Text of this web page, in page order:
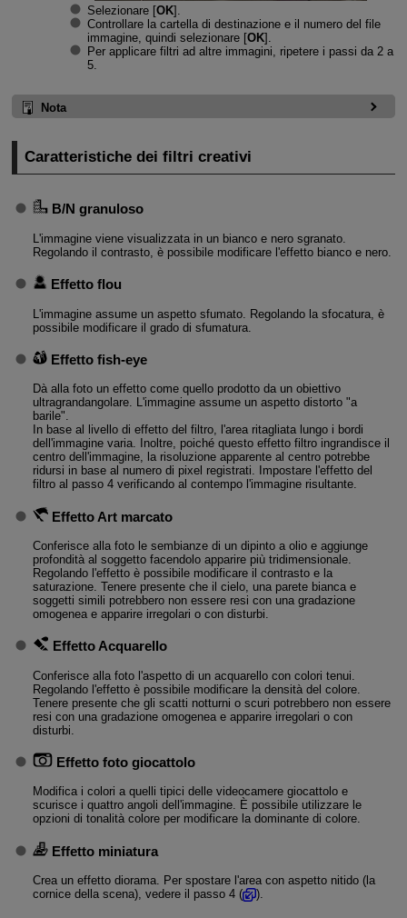
Selezionare [OK].
Controllare la cartella di destinazione e il numero del file
immagine, quindi selezionare [OK].
Per applicare filtri ad altre immagini, ripetere i passi da 2 a
5.
Nota
Caratteristiche dei filtri creativi
B/N granuloso
L'immagine viene visualizzata in un bianco e nero sgranato.
Regolando il contrasto, è possibile modificare l'effetto bianco e nero.
Effetto flou
L'immagine assume un aspetto sfumato. Regolando la sfocatura, è
possibile modificare il grado di sfumatura.
Effetto fish-eye
Dà alla foto un effetto come quello prodotto da un obiettivo
ultragrandangolare. L'immagine assume un aspetto distorto "a
barile".
In base al livello di effetto del filtro, l'area ritagliata lungo i bordi
dell'immagine varia. Inoltre, poiché questo effetto filtro ingrandisce il
centro dell'immagine, la risoluzione apparente al centro potrebbe
ridursi in base al numero di pixel registrati. Impostare l'effetto del
filtro al passo 4 verificando al contempo l'immagine risultante.
Effetto Art marcato
Conferisce alla foto le sembianze di un dipinto a olio e aggiunge
profondità al soggetto facendolo apparire più tridimensionale.
Regolando l'effetto è possibile modificare il contrasto e la
saturazione. Tenere presente che il cielo, una parete bianca e
soggetti simili potrebbero non essere resi con una gradazione
omogenea e apparire irregolari o con disturbi.
Effetto Acquarello
Conferisce alla foto l'aspetto di un acquarello con colori tenui.
Regolando l'effetto è possibile modificare la densità del colore.
Tenere presente che gli scatti notturni o scuri potrebbero non essere
resi con una gradazione omogenea e apparire irregolari o con
disturbi.
Effetto foto giocattolo
Modifica i colori a quelli tipici delle videocamere giocattolo e
scurisce i quattro angoli dell'immagine. È possibile utilizzare le
opzioni di tonalità colore per modificare la dominante di colore.
Effetto miniatura
Crea un effetto diorama. Per spostare l'area con aspetto nitido (la
cornice della scena), vedere il passo 4 (
).